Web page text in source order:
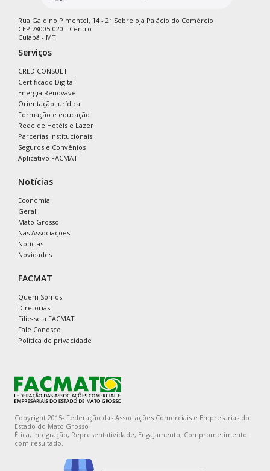
Rua Galdino Pimentel, 14 - 2ª Sobreloja Palácio do Comércio
CEP 78005-020 - Centro
Cuiabá - MT
Serviços
CREDICONSULT
Certificado Digital
Energia Renovável
Orientação Jurídica
Formação e educação
Rede de Hotéis e Lazer
Parcerias Institucionais
Seguros e Convênios
Aplicativo FACMAT
Notícias
Economia
Geral
Mato Grosso
Nas Associações
Notícias
Novidades
FACMAT
Quem Somos
Diretorias
Filie-se a FACMAT
Fale Conosco
Política de privacidade
Copyright 2015- Federação das Associações Comerciais e Empresarias do
Estado do Mato Grosso
Ética, Integração, Representatividade, Engajamento, Comprometimento
com resultado.